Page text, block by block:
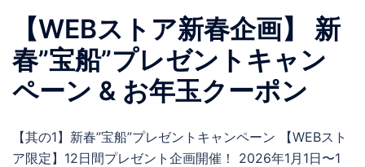
【WEBストア新春企画】 新
春”宝船”プレゼントキャン
ペーン & お年玉クーポン
【其の1】新春”宝船”プレゼントキャンペーン 【WEBスト
ア限定】12日間プレゼント企画開催！ 2026年1月1日〜1